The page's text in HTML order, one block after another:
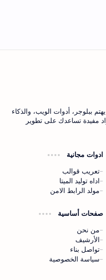
ببلوجر، أدوات الويب، والذكاء
مفيدة تساعدك على تطوير
ادوات مجانية
تعريب قوالب
اداه توليد الميتا
مولد الرابط الامن
صفحات أساسية
من نحن
الأرشيف
تواصل بناء
سياسة الخصوصية